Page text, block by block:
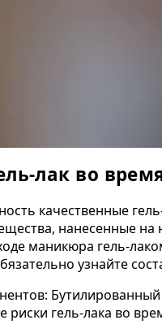
лак во
качественные
нанесенные на
маникюра гель-
узнайте
гель-лака во